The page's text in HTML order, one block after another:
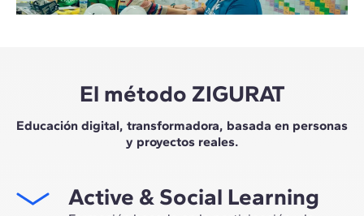
El método ZIGURAT
Educación digital, transformadora, basada en personas
y proyectos reales.
Active & Social Learning